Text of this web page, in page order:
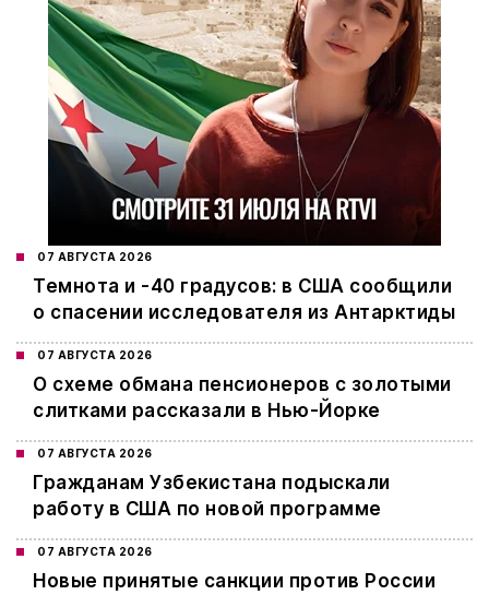
07 АВГУСТА 2026
Темнота и -40 градусов: в США сообщили
о спасении исследователя из Антарктиды
07 АВГУСТА 2026
О схеме обмана пенсионеров с золотыми
слитками рассказали в Нью-Йорке
07 АВГУСТА 2026
Гражданам Узбекистана подыскали
работу в США по новой программе
07 АВГУСТА 2026
Новые принятые санкции против России